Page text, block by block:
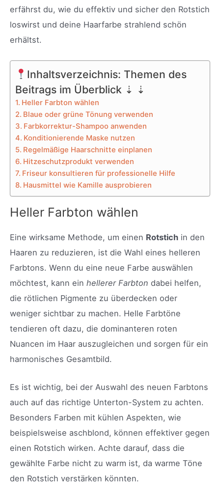
erfährst du, wie du effektiv und sicher den Rotstich
loswirst und deine Haarfarbe strahlend schön
erhältst.
Inhaltsverzeichnis: Themen des
Beitrags im Überblick ⇣ ⇣
Heller Farbton wählen
Blaue oder grüne Tönung verwenden
Farbkorrektur-Shampoo anwenden
Konditionierende Maske nutzen
Regelmäßige Haarschnitte einplanen
Hitzeschutzprodukt verwenden
Friseur konsultieren für professionelle Hilfe
Hausmittel wie Kamille ausprobieren
Heller Farbton wählen
Eine wirksame Methode, um einen Rotstich in den
Haaren zu reduzieren, ist die Wahl eines helleren
Farbtons. Wenn du eine neue Farbe auswählen
möchtest, kann ein hellerer Farbton dabei helfen,
die rötlichen Pigmente zu überdecken oder
weniger sichtbar zu machen. Helle Farbtöne
tendieren oft dazu, die dominanteren roten
Nuancen im Haar auszugleichen und sorgen für ein
harmonisches Gesamtbild.
Es ist wichtig, bei der Auswahl des neuen Farbtons
auch auf das richtige Unterton-System zu achten.
Besonders Farben mit kühlen Aspekten, wie
beispielsweise aschblond, können effektiver gegen
einen Rotstich wirken. Achte darauf, dass die
gewählte Farbe nicht zu warm ist, da warme Töne
den Rotstich verstärken könnten.